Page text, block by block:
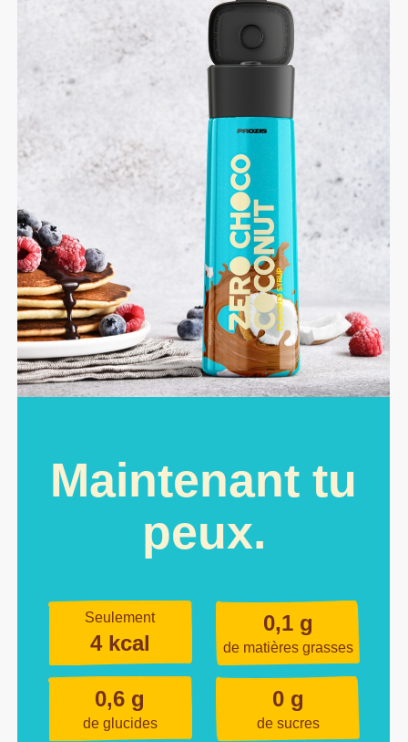
Maintenant tu
peux.
Seulement
4 kcal
0,1 g
de matières grasses
0,6 g
de glucides
0 g
de sucres